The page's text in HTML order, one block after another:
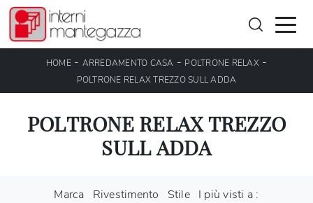
HOME- ARREDAMENTO CASA - POLTRONE RELAX-
POLTRONE RELAX TREZZO SULL ADDA
POLTRONE RELAX TREZZO
SULL ADDA
Marca Rivestimento Stile I più visti a :